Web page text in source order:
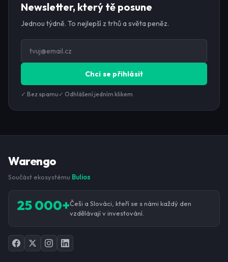
Newsletter, který tě posune
Jednou týdně. To nejlepší z trhů a světa peněz.
Chci se přihlásit
✓ Bez spamu ✓ Odhlášení jedním klikem
Warengo
Součást ekosystému Bulios
25 000+Češi a Slováci, kteří se s námi každý den
vzdělávají v investování.